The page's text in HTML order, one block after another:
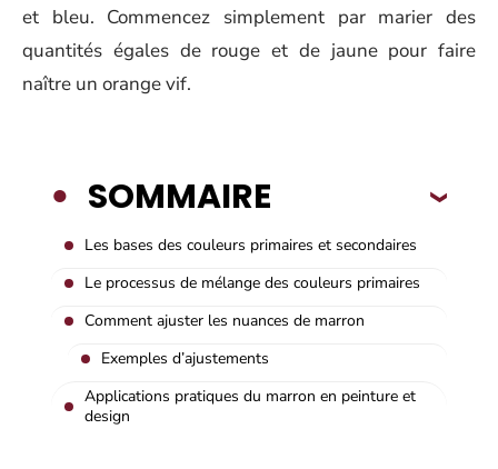
et bleu. Commencez simplement par marier des
quantités égales de rouge et de jaune pour faire
naître un orange vif.
SOMMAIRE
Les bases des couleurs primaires et secondaires
Le processus de mélange des couleurs primaires
Comment ajuster les nuances de marron
Exemples d’ajustements
Applications pratiques du marron en peinture et
design